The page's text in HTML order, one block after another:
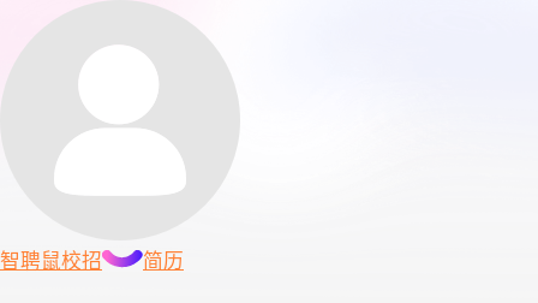
智聘鼠校招 简历